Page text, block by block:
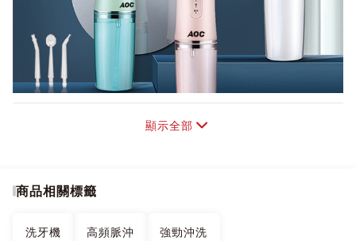
顯示全部
商品相關標籤
洗牙機 高頻脈沖 強勁沖洗